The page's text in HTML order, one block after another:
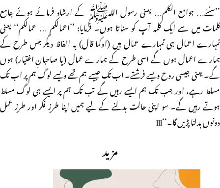
’’سنئے… جوامع الکلم… یعنی رسول اللہﷺ کے ارشاد فرمائے ہوئے جامع
کلمات میں سے ایک کلمہ آپ کو سناتا ہوں۔ فرمایا: ’’اعمالکم … عمالکم‘‘ یعنی
تمہارے اعمال ہی تمہارے عمال ہیں (اوکما قال) بہ الفاظ دیگر جس طرح کے
ہمارے اعمال ہوں گے اسی طرح کے ہمارے عمال (یا صاحبانِ اختیار) ہوں
گے۔ یعنی جیسی روح ویسے فرشتے۔ اب تک جیسے ہم تھے ویسے لوگ ہم پر اب تک
مسلط رہے، اور جب تک ہم ایسے رہیں گے تب تک ہم پر ایسے ہی لوگ مسلط
ہوتے رہیں گے۔ سو اپنی حالت بدلنے کے لیے ہمیں اپنا طرزِ فکر اور طرزِ عمل
دونوں بدلنا پڑیں گا۔‘‘lll
مزید